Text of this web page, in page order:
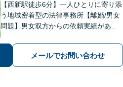
【西新駅徒歩6分】一人ひとりに寄り添
う地域密着型の法律事務所【離婚/男女
問題】男女双方からの依頼実績があり
せんか？第3者の目線から、さまざまな
解決方法や選択肢の提示をいたします
メールでお問い合わせ